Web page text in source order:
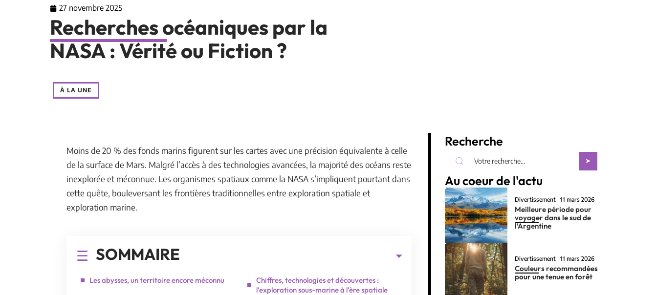
27 novembre 2025
Recherches océaniques par la
NASA : Vérité ou Fiction ?
À LA UNE
Moins de 20 % des fonds marins figurent sur les cartes avec une précision équivalente à celle
de la surface de Mars. Malgré l’accès à des technologies avancées, la majorité des océans reste
inexplorée et méconnue. Les organismes spatiaux comme la NASA s’impliquent pourtant dans
cette quête, bouleversant les frontières traditionnelles entre exploration spatiale et
exploration marine.
SOMMAIRE
Les abysses, un territoire encore méconnu
Chiffres, technologies et découvertes :
l’exploration sous-marine à l’ère spatiale
Recherche
Au coeur de l'actu
Divertissement 11 mars 2026
Meilleure période pour
voyager dans le sud de
l’Argentine
Divertissement 11 mars 2026
Couleurs recommandées
pour une tenue en forêt